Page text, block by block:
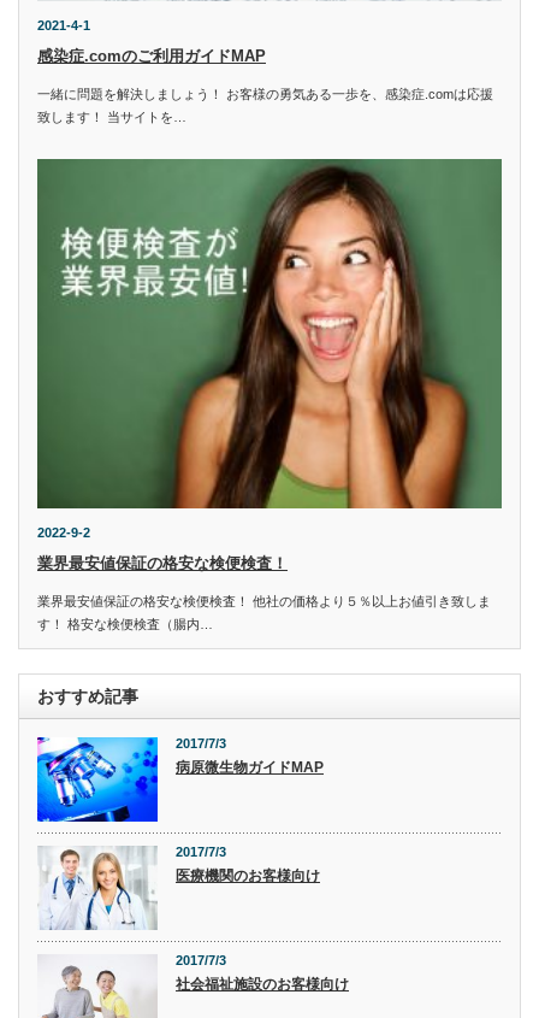
2021-4-1
感染症.comのご利用ガイドMAP
一緒に問題を解決しましょう！ お客様の勇気ある一歩を、感染症.comは応援
致します！ 当サイトを…
2022-9-2
業界最安値保証の格安な検便検査！
業界最安値保証の格安な検便検査！ 他社の価格より５％以上お値引き致しま
す！ 格安な検便検査（腸内…
おすすめ記事
2017/7/3
病原微生物ガイドMAP
2017/7/3
医療機関のお客様向け
2017/7/3
社会福祉施設のお客様向け